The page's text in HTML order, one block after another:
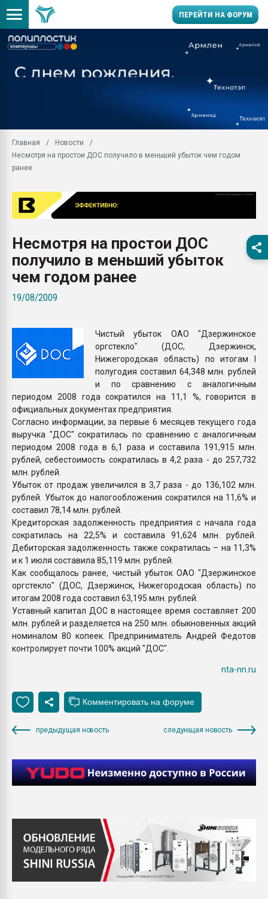
ПЕРЕЙТИ НА ФОРУМ
заводу пластмасс"
первый план в
28.07.2026
ситуацией на
Главная
Новости
Несмотря на простои ДОС получило в меньший убыток чем годом
ранее
Несмотря на простои ДОС
получило в меньший убыток
чем годом ранее
19/08/2009
Чистый убыток ОАО "Дзержинское
оргстекло" (ДОС, Дзержинск,
Нижегородская область) по итогам I
полугодия составил 64,348 млн. рублей
и по сравнению с аналогичным
периодом 2008 года сократился на 11,1 %, говорится в
официальных документах предприятия.
Согласно информации, за первые 6 месяцев текущего года
выручка "ДОС" сократилась по сравнению с аналогичным
периодом 2008 года в 6,1 раза и составила 191,915 млн.
рублей, себестоимость сократилась в 4,2 раза - до 257,732
млн. рублей.
Убыток от продаж увеличился в 3,7 раза - до 136,102 млн.
рублей. Убыток до налогообложения сократился на 11,6% и
составил 78,14 млн. рублей.
Кредиторская задолженность предприятия с начала года
сократилась на 22,5% и составила 91,624 млн. рублей.
Дебиторская задолженность также сократилась – на 11,3%
и к 1 июля составила 85,119 млн. рублей.
Как сообщалось ранее, чистый убыток ОАО "Дзержинское
оргстекло" (ДОС, Дзержинск, Нижегородская область) по
итогам 2008 года составил 63,195 млн. рублей.
Уставный капитал ДОС в настоящее время составляет 200
млн. рублей и разделяется на 250 млн. обыкновенных акций
номиналом 80 копеек. Предприниматель Андрей Федотов
контролирует почти 100% акций "ДОС".
nta-nn.ru
предыдущая новость следующая новость